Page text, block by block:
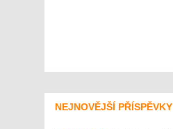
NEJNOVĚJŠÍ PŘÍSPĚVKY